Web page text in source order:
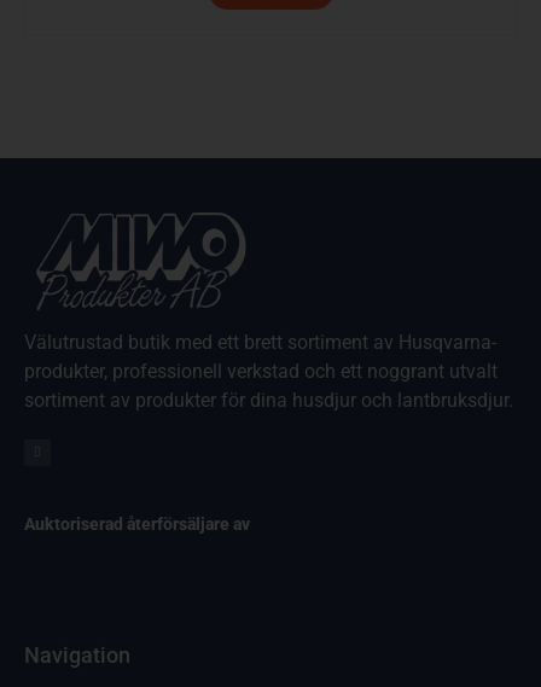
Välutrustad butik med ett brett sortiment av Husqvarna-
produkter, professionell verkstad och ett noggrant utvalt
sortiment av produkter för dina husdjur och lantbruksdjur.
Auktoriserad återförsäljare av
Navigation